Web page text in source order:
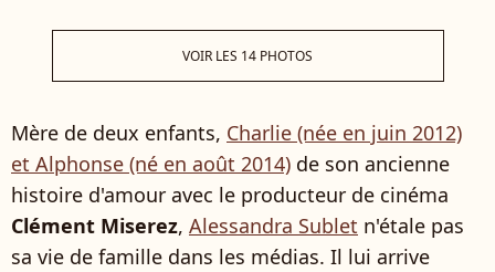
VOIR LES 14 PHOTOS
Mère de deux enfants, Charlie (née en juin 2012)
et Alphonse (né en août 2014) de son ancienne
histoire d'amour avec le producteur de cinéma
Clément Miserez, Alessandra Sublet n'étale pas
sa vie de famille dans les médias. Il lui arrive